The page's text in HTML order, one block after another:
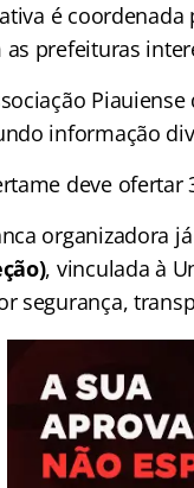
é coordenada
as prefeituras
informação
deve ofertar
organizadora
, vinculada à
segurança,